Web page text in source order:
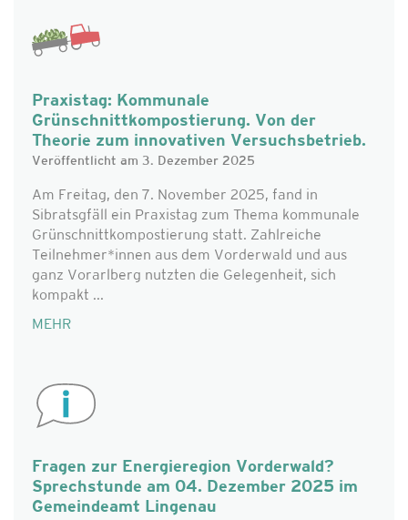
Praxistag: Kommunale
Grünschnittkompostierung. Von der
Theorie zum innovativen Versuchsbetrieb.
Veröffentlicht am 3. Dezember 2025
Am Freitag, den 7. November 2025, fand in
Sibratsgfäll ein Praxistag zum Thema kommunale
Grünschnittkompostierung statt. Zahlreiche
Teilnehmer*innen aus dem Vorderwald und aus
ganz Vorarlberg nutzten die Gelegenheit, sich
kompakt ...
MEHR
Fragen zur Energieregion Vorderwald?
Sprechstunde am 04. Dezember 2025 im
Gemeindeamt Lingenau